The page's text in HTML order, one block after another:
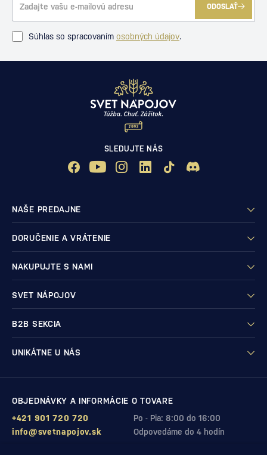
ODOSLAŤ
Súhlas so spracovaním osobných údajov.
SLEDUJTE NÁS
NAŠE PREDAJNE
DORUČENIE A VRÁTENIE
NAKUPUJTE S NAMI
SVET NÁPOJOV
B2B SEKCIA
UNIKÁTNE U NÁS
OBJEDNÁVKY A INFORMÁCIE O TOVARE
Po - Pia: 8:00 do 16:00
+421 901 720 720
Odpovedáme do 4 hodín
info@svetnapojov.sk